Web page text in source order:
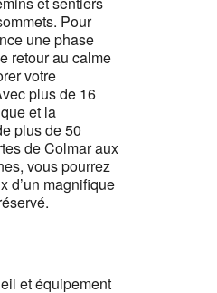
Pour
une phase
retour au calme
votre
plus de 16
et la
plus de 50
de Colmar aux
vous pourrez
d’un magnifique
et équipement